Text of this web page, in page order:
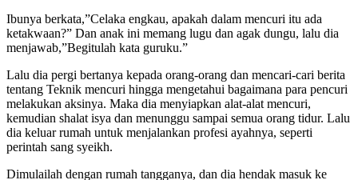
Ibunya berkata,”Celaka engkau, apakah dalam mencuri itu ada
ketakwaan?” Dan anak ini memang lugu dan agak dungu, lalu dia
menjawab,”Begitulah kata guruku.”
Lalu dia pergi bertanya kepada orang-orang dan mencari-cari berita
tentang Teknik mencuri hingga mengetahui bagaimana para pencuri
melakukan aksinya. Maka dia menyiapkan alat-alat mencuri,
kemudian shalat isya dan menunggu sampai semua orang tidur. Lalu
dia keluar rumah untuk menjalankan profesi ayahnya, seperti
perintah sang syeikh.
Dimulailah dengan rumah tangganya, dan dia hendak masuk ke